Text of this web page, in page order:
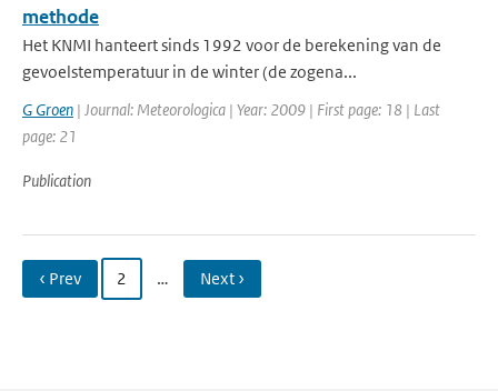
methode
Het KNMI hanteert sinds 1992 voor de berekening van de
gevoelstemperatuur in de winter (de zogena...
G Groen | Journal: Meteorologica | Year: 2009 | First page: 18 | Last
page: 21
Publication
‹ Prev 2 … Next ›